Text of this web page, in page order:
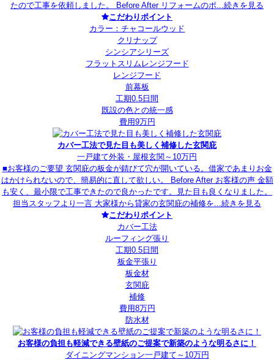
たので工事を依頼しました。 Before After リフォームのポ...続きを見る
こだわりポイント
カラー：チャコールウッド
クリナップ
シンシアシリーズ
フラットスリムレンジフード
レンジフード
前幕板
工期0.5日間
既設の色との統一感
費用9万円
カバー工法で見た目も美しく補修した玄関庇
一戸建て外装・屋根玄関 ～10万円
■お客様のご要望 玄関庇の板金が錆びて穴が開いている。借家であまりお金
はかけられないので、簡易的に直して欲しい。 Before After お客様の声 金額
も安く、最小限で工事できたので良かったです。見た目も良くなりました。
担当スタッフより一言 大家様から貸家の玄関庇の補修を...続きを見る
こだわりポイント
カバー工法
ルーフィング張り
工期0.5日間
板金平張り
板金材
玄関庇
補修
費用8万円
防水材
お客様の負担も軽減できる壁紙のご提案で新築のような明るさに！
ダイニングマンション一戸建て ～10万円